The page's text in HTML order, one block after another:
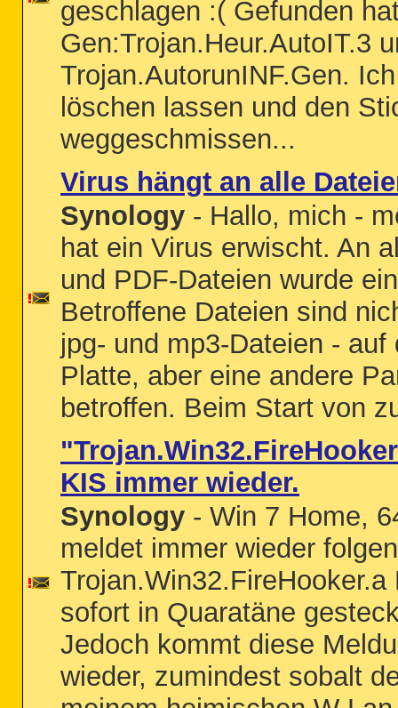
geschlagen :( Gefunden
Gen:Trojan.Heur.AutoIT.3
Trojan.AutorunINF.Gen.
löschen lassen und den
weggeschmissen...
Virus hängt an alle
Synology - Hallo, mich -
hat ein Virus erwischt. An
und PDF-Dateien wurde
Betroffene Dateien sind
jpg- und mp3-Dateien - auf
Platte, aber eine andere
betroffen. Beim Start von
KIS immer wieder.
Synology - Win 7 Home,
meldet immer wieder
sofort in Quaratäne
Jedoch kommt diese
wieder, zumindest sobalt